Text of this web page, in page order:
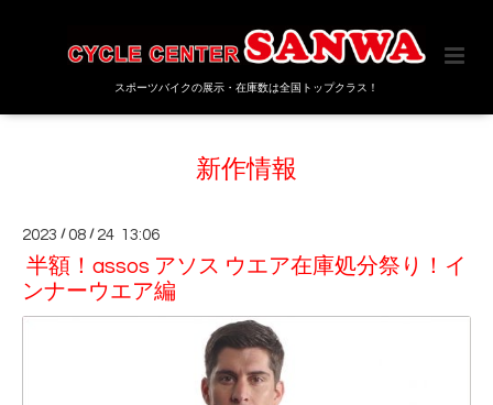
スポーツバイクの展示・在庫数は全国トップクラス！
新作情報
2023 /08 / 24 13:06
半額！assos アソス ウエア在庫処分祭り！イ
ンナーウエア編